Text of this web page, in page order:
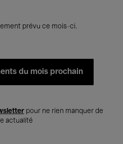
prévu ce mois-ci.
du mois prochain
pour ne rien manquer de
actualité